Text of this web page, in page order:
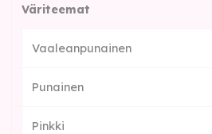
Väriteemat
Vaaleanpunainen
Punainen
Pinkki